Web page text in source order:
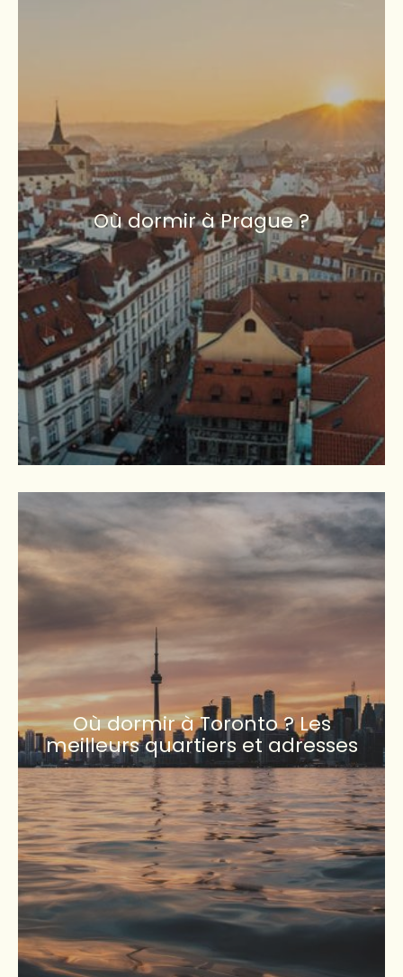
Où dormir à Prague ?
Où dormir à Toronto ? Les
meilleurs quartiers et adresses